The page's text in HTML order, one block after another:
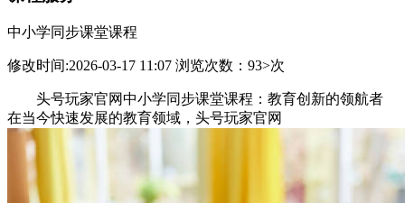
中小学同步课堂课程
修改时间:2026-03-17 11:07 浏览次数：93>次
头号玩家官网中小学同步课堂课程：教育创新的领航者
在当今快速发展的教育领域，头号玩家官网